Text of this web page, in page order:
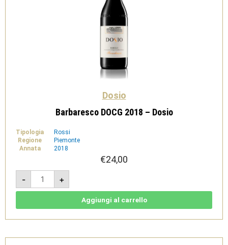
Dosio
Barbaresco DOCG 2018 – Dosio
Tipologia
Rossi
Regione
Piemonte
Annata
2018
€24,00
-
Barbaresco
DOCG
2018
-
+
Aggiungi al carrello